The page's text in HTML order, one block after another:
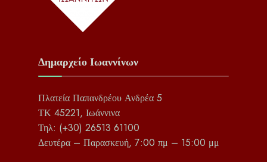
Δημαρχείο Ιωαννίνων
Πλατεία Παπανδρέου Ανδρέα 5
ΤΚ 45221, Ιωάννινα
Τηλ: (+30) 26513 61100
Δευτέρα – Παρασκευή, 7:00 πμ – 15:00 μμ